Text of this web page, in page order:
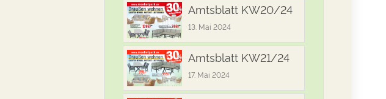
Amtsblatt KW20/24
13. Mai 2024
Amtsblatt KW21/24
17. Mai 2024